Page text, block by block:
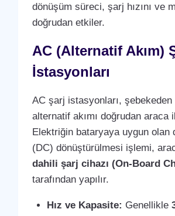
dönüşüm süreci, şarj hızını ve
doğrudan etkiler.
AC (Alternatif Akım)
İstasyonları
AC şarj istasyonları, şebekeden
alternatif akımı doğrudan araca
Elektriğin bataryaya uygun olan
(DC) dönüştürülmesi işlemi,
dahili şarj cihazı (On-Board
tarafından yapılır.
Hız ve Kapasite: Genellikle